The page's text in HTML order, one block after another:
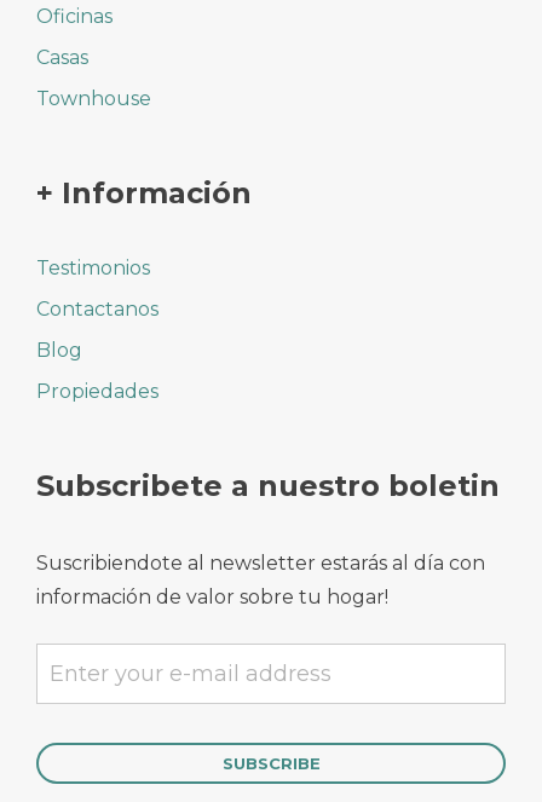
Oficinas
Casas
Townhouse
+ Información
Testimonios
Contactanos
Blog
Propiedades
Subscribete a nuestro boletin
Suscribiendote al newsletter estarás al día con
información de valor sobre tu hogar!